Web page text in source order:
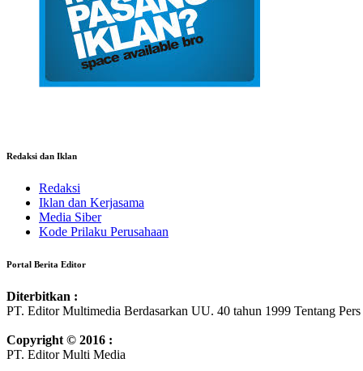
Redaksi dan Iklan
Redaksi
Iklan dan Kerjasama
Media Siber
Kode Prilaku Perusahaan
Portal Berita Editor
Diterbitkan :
PT. Editor Multimedia Berdasarkan UU. 40 tahun 1999 Tentang Pers
Copyright © 2016 :
PT. Editor Multi Media